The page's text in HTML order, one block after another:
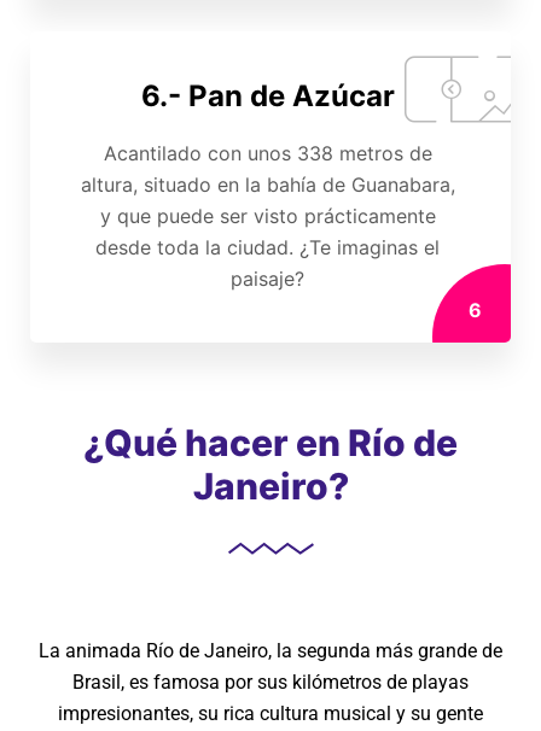
6.- Pan de Azúcar
Acantilado con unos 338 metros de
altura, situado en la bahía de Guanabara,
y que puede ser visto prácticamente
desde toda la ciudad. ¿Te imaginas el
paisaje?
6
¿Qué hacer en Río de
Janeiro?
La animada Río de Janeiro, la segunda más grande de
Brasil, es famosa por sus kilómetros de playas
impresionantes, su rica cultura musical y su gente